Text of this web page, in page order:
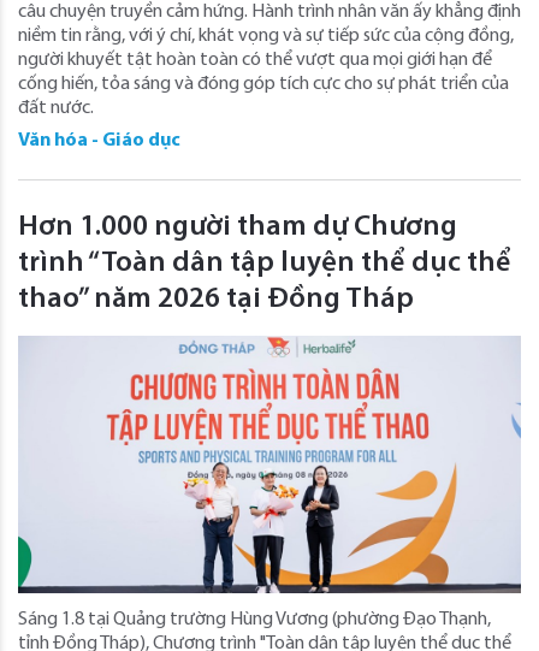
câu chuyện truyền cảm hứng. Hành trình nhân văn ấy khẳng định
niềm tin rằng, với ý chí, khát vọng và sự tiếp sức của cộng đồng,
người khuyết tật hoàn toàn có thể vượt qua mọi giới hạn để
cống hiến, tỏa sáng và đóng góp tích cực cho sự phát triển của
đất nước.
Văn hóa - Giáo dục
Hơn 1.000 người tham dự Chương
trình “Toàn dân tập luyện thể dục thể
thao” năm 2026 tại Đồng Tháp
Sáng 1.8 tại Quảng trường Hùng Vương (phường Đạo Thạnh,
tỉnh Đồng Tháp), Chương trình "Toàn dân tập luyện thể dục thể